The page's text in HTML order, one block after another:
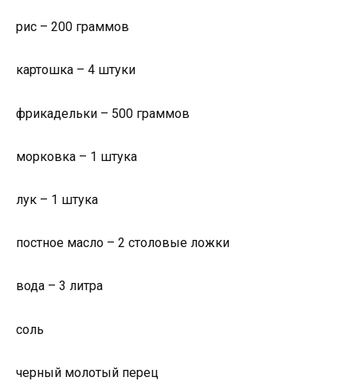
рис – 200 граммов
картошка – 4 штуки
фрикадельки – 500 граммов
морковка – 1 штука
лук – 1 штука
постное масло – 2 столовые ложки
вода – 3 литра
соль
черный молотый перец